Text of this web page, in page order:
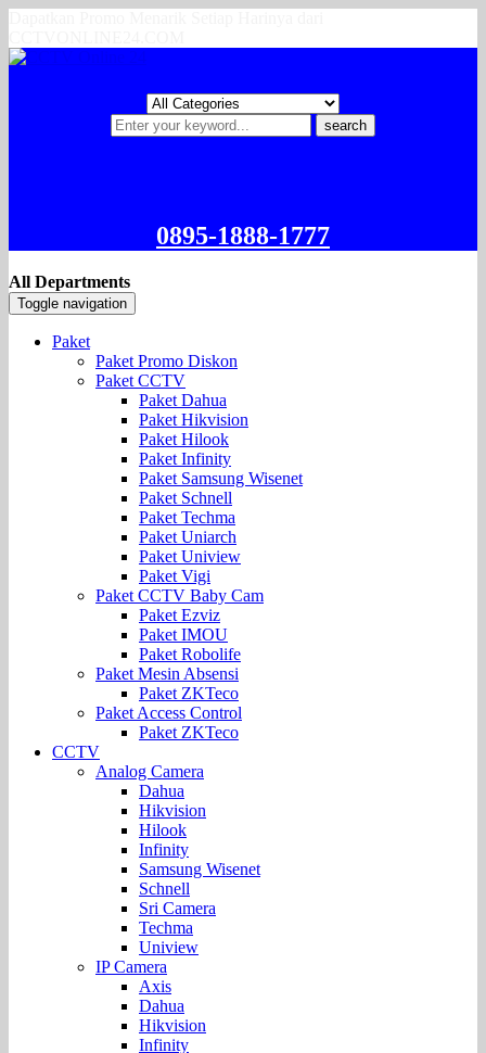
search
0895-1888-1777
All Departments
Toggle navigation
Paket
Paket Promo Diskon
Paket CCTV
Paket Dahua
Paket Hikvision
Paket Hilook
Paket Infinity
Paket Samsung Wisenet
Paket Schnell
Paket Techma
Paket Uniarch
Paket Uniview
Paket Vigi
Paket CCTV Baby Cam
Paket Ezviz
Paket IMOU
Paket Robolife
Paket Mesin Absensi
Paket ZKTeco
Paket Access Control
Paket ZKTeco
CCTV
Analog Camera
Dahua
Hikvision
Hilook
Infinity
Samsung Wisenet
Schnell
Sri Camera
Techma
Uniview
IP Camera
Axis
Dahua
Hikvision
Infinity